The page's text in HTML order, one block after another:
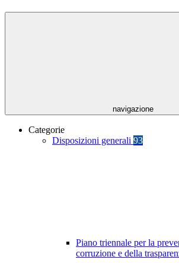
navigazione
Categorie
Disposizioni generali 93
Piano triennale per la
corruzione e della